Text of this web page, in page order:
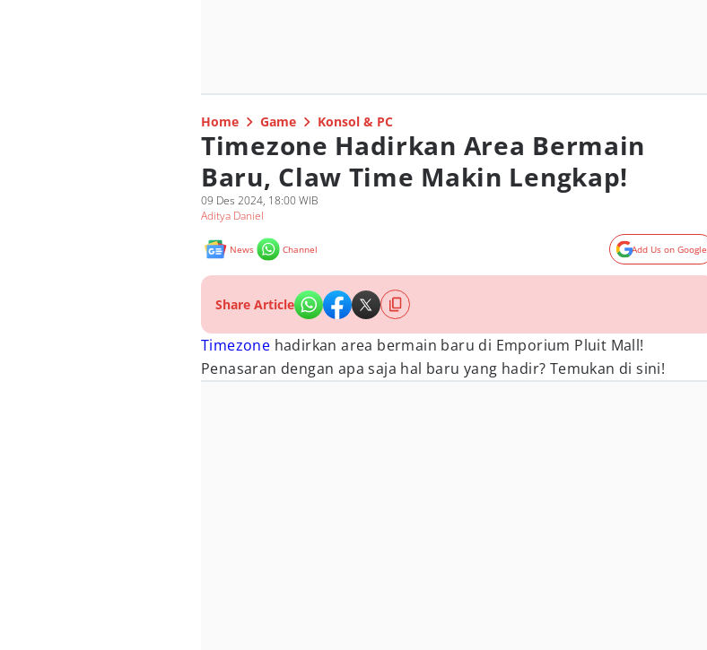
Home Game Konsol & PC
Timezone Hadirkan Area Bermain
Baru, Claw Time Makin Lengkap!
09 Des 2024, 18:00 WIB
Aditya Daniel
News Channel Add Us on Google
Share Article
Timezone hadirkan area bermain baru di Emporium Pluit Mall!
Penasaran dengan apa saja hal baru yang hadir? Temukan di sini!